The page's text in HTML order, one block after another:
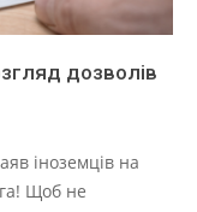
дозволів
іноземців на
Щоб не